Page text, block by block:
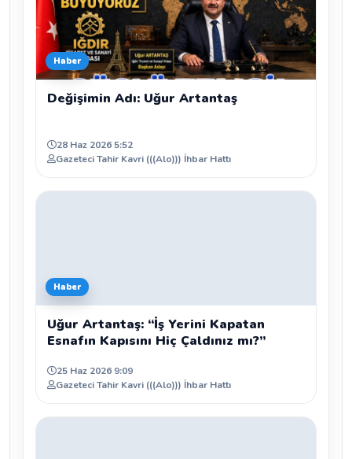
Haber
Değişimin Adı: Uğur Artantaş
28 Haz 2026 5:52
Gazeteci Tahir Kavri (((Alo))) İhbar Hattı
Haber
Uğur Artantaş: “İş Yerini Kapatan
Esnafın Kapısını Hiç Çaldınız mı?”
25 Haz 2026 9:09
Gazeteci Tahir Kavri (((Alo))) İhbar Hattı